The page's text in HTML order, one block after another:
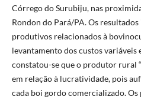
Córrego do Surubiju, nas
Rondon do Pará/PA. Os
produtivos relacionados à
levantamento dos custos variáveis
constatou-se que o produtor rural
em relação à lucratividade, pois
cada boi gordo comercializado. Os